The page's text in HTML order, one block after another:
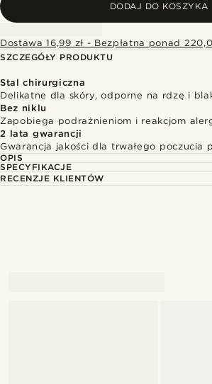
DODAJ DO KOSZYKA
Dostawa 16,99 zł - Bezpłatna ponad
SZCZEGÓŁY PRODUKTU
Stal chirurgiczna
Delikatne dla skóry, odporne na rdzę i
Bez niklu
Zapobiega podrażnieniom i reakcjom
2 lata gwarancji
Gwarancja jakości dla trwałego poczucia
OPIS
SPECYFIKACJE
RECENZJE KLIENTÓW